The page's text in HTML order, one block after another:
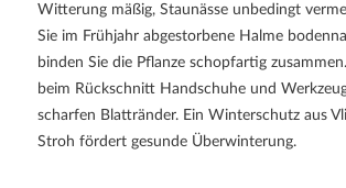
Witterung mäßig, Staunässe unbedingt
Sie im Frühjahr abgestorbene Halme
binden Sie die Pflanze schopfartig
beim Rückschnitt Handschuhe und
scharfen Blattränder. Ein Winterschutz aus
Stroh fördert gesunde Überwinterung.